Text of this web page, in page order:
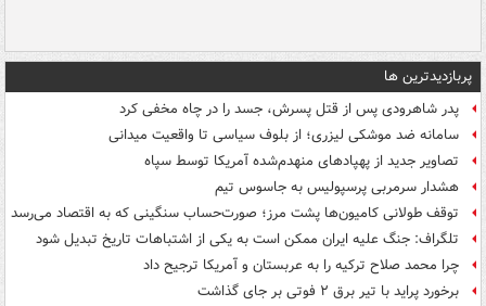
پربازدیدترین ها
پدر شاهرودی پس از قتل پسرش، جسد را در چاه مخفی کرد
سامانه ضد موشکی لیزری؛ از بلوف سیاسی تا واقعیت میدانی
تصاویر جدید از پهپادهای منهدم‌شده آمریکا توسط سپاه
هشدار سرمربی پرسپولیس به جاسوس تیم
توقف طولانی کامیون‌ها پشت مرز؛ صورت‌حساب سنگینی که به اقتصاد می‌رسد
تلگراف: جنگ علیه ایران ممکن است به یکی از اشتباهات تاریخ تبدیل شود
چرا محمد صلاح ترکیه را به عربستان و آمریکا ترجیح داد
برخورد پراید با تیر برق ۲ فوتی بر جای گذاشت